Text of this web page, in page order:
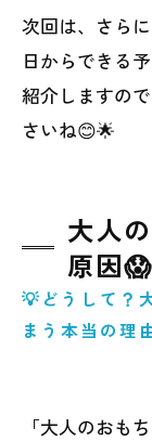
次回は、さら
日からできる
紹介しますの
さいね😊🌟
大人
原因😱
💡どうして？
まう本当の理
「大人のおも